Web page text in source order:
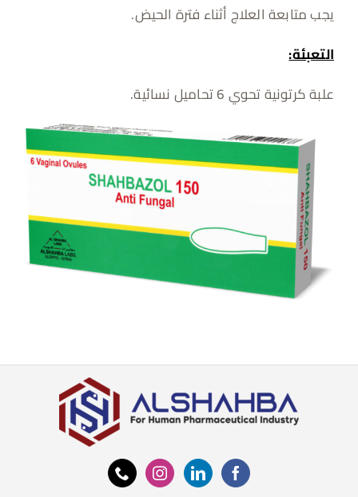
يجب متابعة العلاج أثناء فترة الحيض.
التعبئة:
علبة كرتونية تحوي 6 تحاميل نسائية.